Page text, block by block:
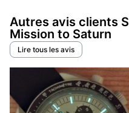
Autres avis clients
Mission to Saturn
Lire tous les avis